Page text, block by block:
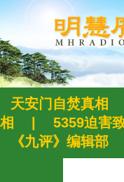
天安门自焚真相
相
5359迫害
《九评》编辑部